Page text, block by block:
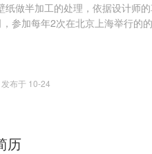
纸做半加工的处理，依据设计师
参加每年2次在北京上海举行的
布于 10-24
历